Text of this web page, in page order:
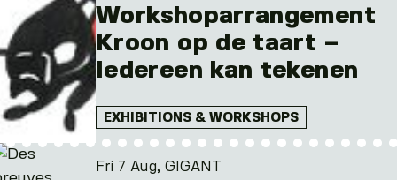
Workshoparrangement
Kroon op de taart –
Iedereen kan tekenen
EXHIBITIONS & WORKSHOPS
Fri 7 Aug, GIGANT